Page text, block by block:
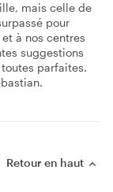
mais celle de
pour
à nos centres
suggestions
parfaites.
Retour en haut